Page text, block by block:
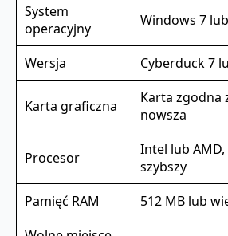
System
operacyjny
Windows 7
Wersja Cyberduck 7
Karta graficzna
Karta zgodna
nowsza
Procesor
Intel lub AMD,
szybszy
Pamięć RAM
512 MB lub